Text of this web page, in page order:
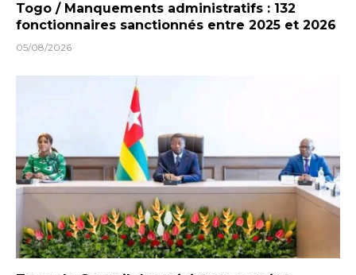
Togo / Manquements administratifs : 132
fonctionnaires sanctionnés entre 2025 et 2026
05/08/2026